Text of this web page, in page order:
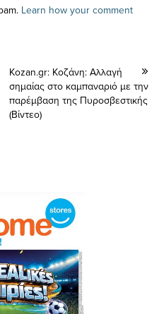
Learn how your comment
Kozan.gr: Κοζάνη: Αλλαγή
σημαίας στο καμπαναριό με την
παρέμβαση της Πυροσβεστικής
(Bίντεο)